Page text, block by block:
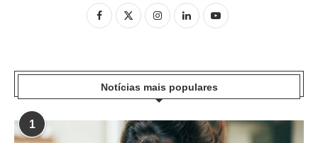
Notícias mais populares
1